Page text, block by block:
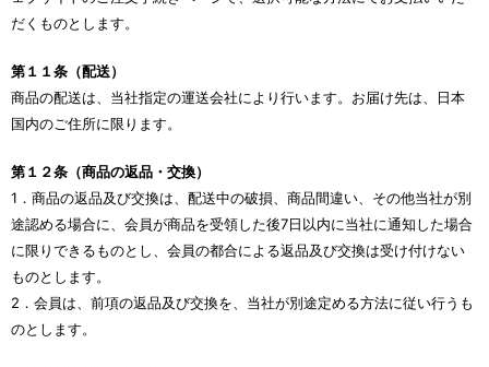
だくものとします。
第１１条（配送）
商品の配送は、当社指定の運送会社により行います。お届け先は、日本
国内のご住所に限ります。
第１２条（商品の返品・交換）
1．商品の返品及び交換は、配送中の破損、商品間違い、その他当社が別
途認める場合に、会員が商品を受領した後7日以内に当社に通知した場合
に限りできるものとし、会員の都合による返品及び交換は受け付けない
ものとします。
2．会員は、前項の返品及び交換を、当社が別途定める方法に従い行うも
のとします。